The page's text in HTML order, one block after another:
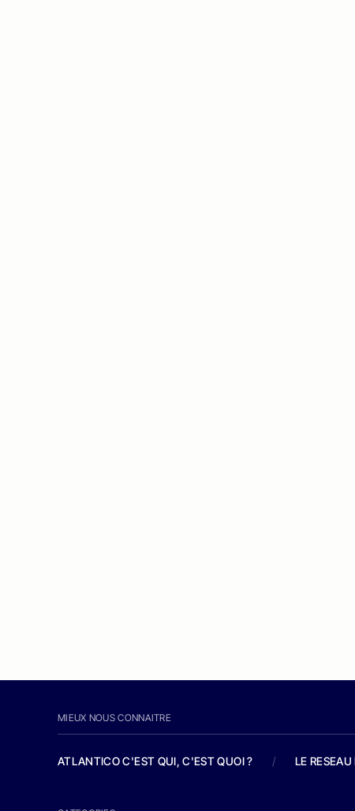
MIEUX NOUS CONNAITRE
ATLANTICO C'EST QUI, C'EST QUOI ? / LE